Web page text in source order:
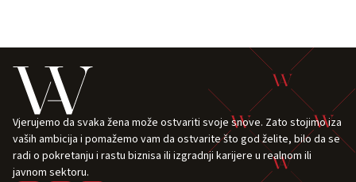
Vjerujemo da svaka žena može ostvariti svoje snove. Zato stojimo iza
vaših ambicija i pomažemo vam da ostvarite što god želite, bilo da se
radi o pokretanju i rastu biznisa ili izgradnji karijere u realnom ili
javnom sektoru.